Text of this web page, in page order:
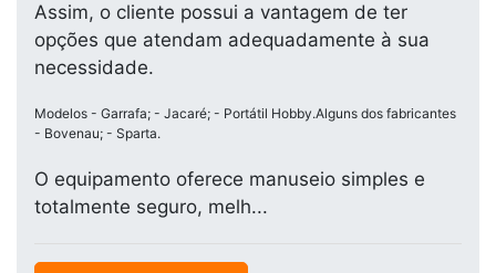
Assim, o cliente possui a vantagem de ter
opções que atendam adequadamente à sua
necessidade.
Modelos - Garrafa; - Jacaré; - Portátil Hobby.Alguns dos fabricantes
- Bovenau; - Sparta.
O equipamento oferece manuseio simples e
totalmente seguro, melh...